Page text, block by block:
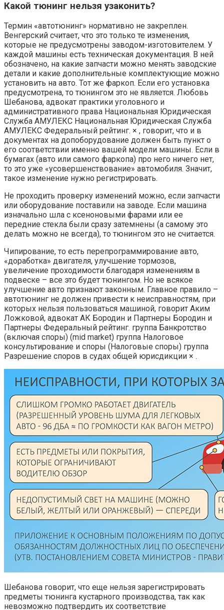
Какой тюнинг нельзя узаконить?
Термин «автотюнинг» нормативно не закреплен.
Венгерский считает, что это только те изменения,
которые не предусмотрены заводом-изготовителем. У
каждой машины есть техническая документация. В ней
обозначено, на какие запчасти можно менять заводские
детали и какие дополнительные комплектующие можно
установить на авто. Тот же фаркоп. Если его установка
предусмотрена, то тюнингом это не является. Любовь
Шебанова, адвокат практики уголовного и
административного права Национальная Юридическая
Служба АМУЛЕКС Национальная Юридическая Служба
АМУЛЕКС Федеральный рейтинг. × , говорит, что и в
документах на допоборудование должен быть пункт о
его соответствии именно вашей модели машины. Если в
бумагах (авто или самого фаркопа) про него ничего нет,
то это уже «усовершенствование» автомобиля. Значит,
такое изменение нужно регистрировать.
Не проходить проверку изменений можно, если запчасти
или оборудование поставили на заводе. Если машина
изначально шла с ксеноновыми фарами или ее
передние стекла были сразу затемнены (а самому это
делать можно не всегда), то тюнингом это не считается.
Чипирование, то есть перепрограммирование авто,
«доработка» двигателя, улучшение тормозов,
увеличение проходимости благодаря изменениям в
подвеске – все это будет тюнингом. Но не всякое
улучшение авто признают законным. Главное правило –
автотюнинг не должен привести к неисправностям, при
которых нельзя пользоваться машиной, говорит Аким
Ложковой, адвокат АК Бородин и Партнеры Бородин и
Партнеры Федеральный рейтинг. группа Банкротство
(включая споры) (mid market) группа Налоговое
консультирование и споры (Налоговые споры) группа
Разрешение споров в судах общей юрисдикции × .
Шебанова говорит, что еще нельзя зарегистрировать
предметы тюнинга кустарного производства, так как
невозможно подтвердить их соответствие